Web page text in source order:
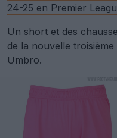
24-25 en Premier
Un short et des
de la nouvelle
Umbro.